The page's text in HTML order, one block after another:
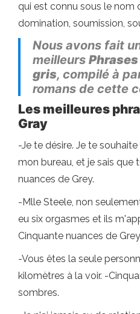
qui est connu sous le nom
domination, soumission,
Nous avons fait
meilleurs
gris, compilé à
romans de cette
Les meilleures
Gray
-Je te désire. Je te
mon bureau, et je sais que
nuances de Grey.
-Mlle Steele, non
eu six orgasmes et ils
Cinquante nuances de
-Vous êtes la seule
kilomètres à la voir. -
sombres.